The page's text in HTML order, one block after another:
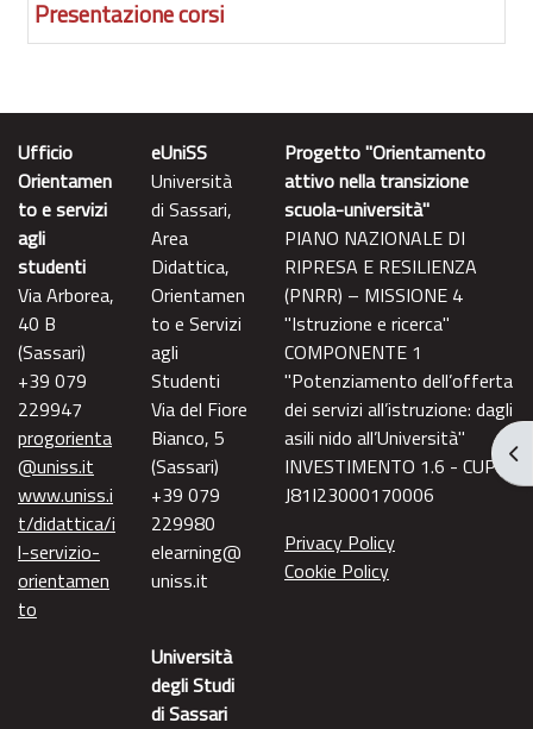
Presentazione corsi
Ufficio
Orientamen
to e servizi
agli
studenti
Via Arborea,
40 B
(Sassari)
+39 079
229947
progorienta
@uniss.it
www.uniss.i
t/didattica/i
l-servizio-
orientamen
to
eUniSS
Università
di Sassari,
Area
Didattica,
Orientamen
to e Servizi
agli
Studenti
Via del Fiore
Bianco, 5
(Sassari)
+39 079
229980
elearning@
uniss.it
Università
degli Studi
di Sassari
Progetto "Orientamento
attivo nella transizione
scuola-università"
PIANO NAZIONALE DI
RIPRESA E RESILIENZA
(PNRR) – MISSIONE 4
"Istruzione e ricerca"
COMPONENTE 1
"Potenziamento dell’offerta
dei servizi all’istruzione: dagli
asili nido all’Università"
INVESTIMENTO 1.6 - CUP
J81I23000170006
Privacy Policy
Cookie Policy